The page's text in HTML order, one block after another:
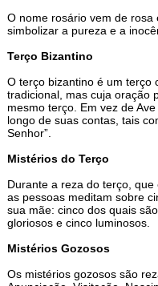
O nome rosário vem de
simbolizar a pureza e a
Terço Bizantino
O terço bizantino é um terço
tradicional, mas cuja oração
mesmo terço. Em vez de
longo de suas contas, tais
Senhor”.
Mistérios do Terço
Durante a reza do terço, que
as pessoas meditam sobre
sua mãe: cinco dos quais
gloriosos e cinco luminosos.
Mistérios Gozosos
Os mistérios gozosos são